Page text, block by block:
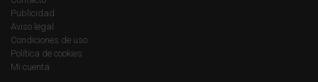
Publicidad
Aviso legal
Condiciones de uso
Política de cookies
Mi cuenta